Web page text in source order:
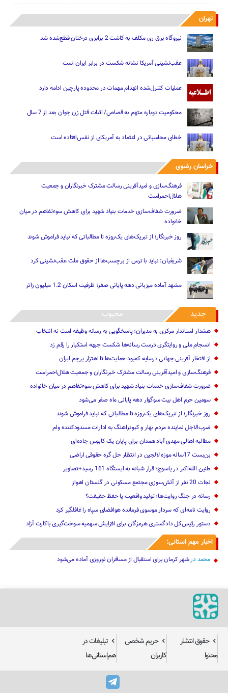
تهران
نیروگاه برق ری مکلف به کاشت 2 برابری درختان قطع‌شده شد
عقب‌نشینی آمریکا نشانه شکست در برابر ایران است
عملیات کنترل‌شده انهدام مهمات در محدوده پارچین ادامه دارد
محکومیت دوباره متهم به قصاص/ اثبات قتل زن جوان بعد از 7 سال
خطای محاسباتی در اعتماد به آمریکای از نفس‌افتاده است
خراسان رضوی
فرهنگ‌سازی و امیدآفرینی رسالت‌ مشترک خبرنگاران و جمعیت
هلال‌احمراست
ضرورت شفاف‌سازی خدمات بنیاد شهید برای کاهش سوءتفاهم‌ در میان
خانواده
روز خبرنگار؛ از تبریک‌های یک‌روزه تا مطالباتی که نباید فراموش شوند
شریفیان: نباید با ترس از برچسب‌ها از حقوق ملت عقب‌نشینی کرد
مشهد آماده میزبانی دهه پایانی صفر؛ ظرفیت اسکان 1.2 میلیون زائر
جدید محبوب
هشدار استاندار مرکزی به مدیران؛ پاسخگویی به رسانه وظیفه است نه انتخاب
انسجام ملی و روایتگری درست رسانه‌ها شکست جبهه استکبار را رقم زد
از افتخار آفرینی جهانی درسایه کمبود حمایت‌ها تا اهتزار پرچم ایران
فرهنگ‌سازی و امیدآفرینی رسالت‌ مشترک خبرنگاران و جمعیت هلال‌احمراست
ضرورت شفاف‌سازی خدمات بنیاد شهید برای کاهش سوءتفاهم‌ در میان خانواده
سومین حرم اهل بیت سوگوار دهه پایانی ماه صفر می‌شود
روز خبرنگار؛ از تبریک‌های یک‌روزه تا مطالباتی که نباید فراموش شوند
ضرب‌الاجل نماینده مردم بهار و کبودراهنگ به ادارات مسدودکننده وام
مطالبه اهالی مهدی آباد همدان برای پایان یک کابوس جاده‌ای
بن‌بست 17ساله موزه لالجین در انتظار حل گره حقوقی اراضی
طنین الله‌اکبر در یاسوج؛ قرار شبانه به ایستگاه 161 رسید+تصاویر
نجات 20 نفر از آتش‌سوزی مجتمع مسکونی در گلستان اهواز
رسانه در جنگ روایت‌ها؛ تولید واقعیت یا حفظ حقیقت؟
روایت نامه‌ای که سردار موسوی فرمانده هوافضای سپاه را غافلگیر کرد
دستور رئیس‌کل دادگستری هرمزگان برای افزایش سهمیه سوخت‌گیری باکارت آزاد
اخبار مهم استانی:
محمد درشهر کرمان برای استقبال از مسافران نوروزی آماده می‌شود
حقوق انتشار
محتوا
حریم شخصی
کاربران
تبلیغات در
هم‌استانی‌ها